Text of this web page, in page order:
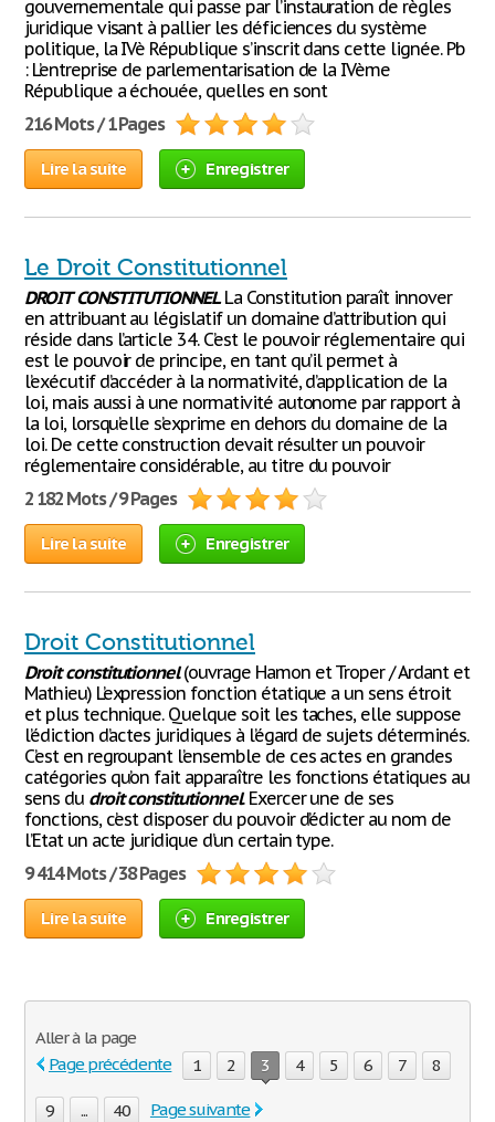
gouvernementale qui passe par l’instauration de règles
juridique visant à pallier les déficiences du système
politique, la IVè République s’inscrit dans cette lignée. Pb
: L’entreprise de parlementarisation de la IVème
République a échouée, quelles en sont
216 Mots / 1 Pages
Lire la suite Enregistrer
Le Droit Constitutionnel
DROITCONSTITUTIONNELLa Constitution paraît innover
en attribuant au législatif un domaine d’attribution qui
réside dans l’article 34. C’est le pouvoir réglementaire qui
est le pouvoir de principe, en tant qu’il permet à
l’exécutif d’accéder à la normativité, d’application de la
loi, mais aussi à une normativité autonome par rapport à
la loi, lorsqu’elle s’exprime en dehors du domaine de la
loi. De cette construction devait résulter un pouvoir
réglementaire considérable, au titre du pouvoir
2 182 Mots / 9 Pages
Lire la suite Enregistrer
Droit Constitutionnel
Droit constitutionnel(ouvrage Hamon et Troper / Ardant et
Mathieu) L’expression fonction étatique a un sens étroit
et plus technique. Quelque soit les taches, elle suppose
l’édiction d’actes juridiques à l’égard de sujets déterminés.
C’est en regroupant l’ensemble de ces actes en grandes
catégories qu’on fait apparaître les fonctions étatiques au
sens du droit constitutionnel. Exercer une de ses
fonctions, c’est disposer du pouvoir d’édicter au nom de
l’Etat un acte juridique d’un certain type.
9 414 Mots / 38 Pages
Lire la suite Enregistrer
Aller à la page
Page précédente
1 2 3 4 5 6 7 8
9 ... 40 Page suivante